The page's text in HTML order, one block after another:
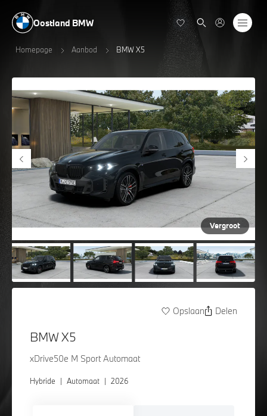
Oostland BMW
Homepage Aanbod BMW X5
Vergroot
Opslaan Delen
BMW X5
xDrive50e M Sport Automaat
Hybride | Automaat | 2026